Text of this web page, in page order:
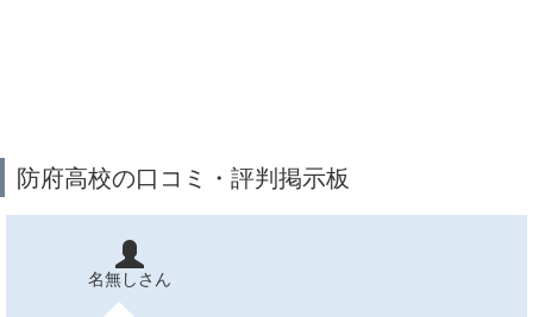
防府高校の口コミ・評判掲示板
名無しさん